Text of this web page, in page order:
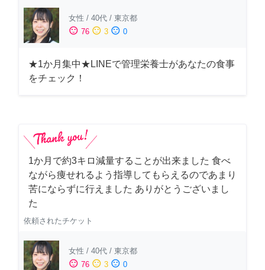
女性 / 40代 / 東京都
sentiment_satisfied 76 sentiment_neutral 3 sentiment_dissatisfied 0
★1か月集中★LINEで管理栄養士があなたの食事
をチェック！
1か月で約3キロ減量することが出来ました 食べ
ながら痩せれるよう指導してもらえるのであまり
苦にならずに行えました ありがとうございまし
た
依頼されたチケット
女性 / 40代 / 東京都
sentiment_satisfied 76 sentiment_neutral 3 sentiment_dissatisfied 0